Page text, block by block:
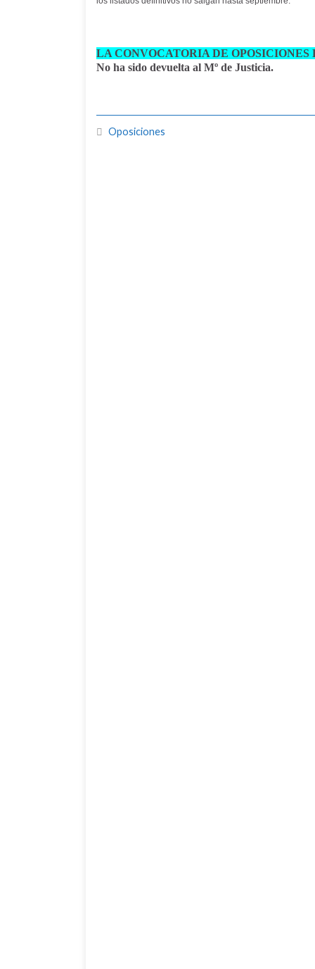
LA CONVOCATORIA DE OPOSICIONES
No ha sido devuelta al Mº de Justicia.
Oposiciones